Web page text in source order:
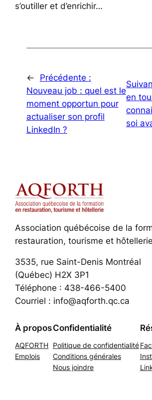
s’outiller et d’enrichir…
←
Précédente :
Nouveau job : quel est le
moment opportun pour
actualiser son profil
LinkedIn ?
en
soi
Association québécoise de la
restauration, tourisme et hôtellerie
3535, rue Saint-Denis Montréal
(Québec) H2X 3P1
Téléphone : 438-466-5400
Courriel : info@aqforth.qc.ca
À propos
AQFORTH
Emplois
Confidentialité
Politique de confidentialité
Conditions générales
Nous joindre